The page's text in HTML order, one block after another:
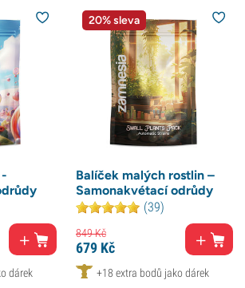
dárek
20% sleva
Balíček malých rostlin –
Samonakvétací odrůdy
(39)
849Kč
679 Kč
+18 extra bodů jako dárek